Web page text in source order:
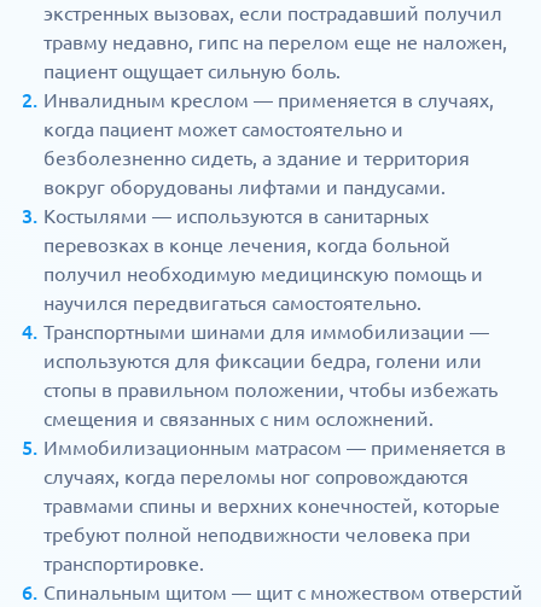
экстренных вызовах, если пострадавший получил
травму недавно, гипс на перелом еще не наложен,
пациент ощущает сильную боль.
Инвалидным креслом — применяется в случаях,
когда пациент может самостоятельно и
безболезненно сидеть, а здание и территория
вокруг оборудованы лифтами и пандусами.
Костылями — используются в санитарных
перевозках в конце лечения, когда больной
получил необходимую медицинскую помощь и
научился передвигаться самостоятельно.
Транспортными шинами для иммобилизации —
используются для фиксации бедра, голени или
стопы в правильном положении, чтобы избежать
смещения и связанных с ним осложнений.
Иммобилизационным матрасом — применяется в
случаях, когда переломы ног сопровождаются
травмами спины и верхних конечностей, которые
требуют полной неподвижности человека при
транспортировке.
Спинальным щитом — щит с множеством отверстий